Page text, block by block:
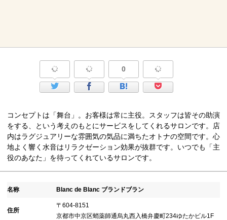
0
コンセプトは「舞台」。お客様は常に主役。スタッフは皆その助演
をする、という考えのもとにサービスをしてくれるサロンです。店
内はラグジュアリーな雰囲気の気品に満ちたオトナの空間です。心
地よく響く水音はリラクゼーション効果が抜群です。いつでも「主
役のあなた」を待ってくれているサロンです。
名称 Blanc de Blanc ブランドブラン
住所
〒604-8151
京都市中京区蛸薬師通烏丸西入橋弁慶町234ゆたかビル1F